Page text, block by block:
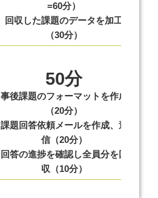
=60分）
回収した課題のデータを加工
（30分）
50分
事後課題のフォーマットを作成
（20分）
課題回答依頼メールを作成、送
信（20分）
回答の進捗を確認し全員分を回
収（10分）